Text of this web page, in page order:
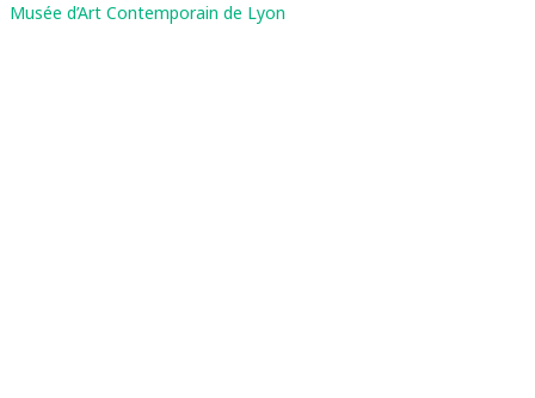
Musée d’Art Contemporain de Lyon